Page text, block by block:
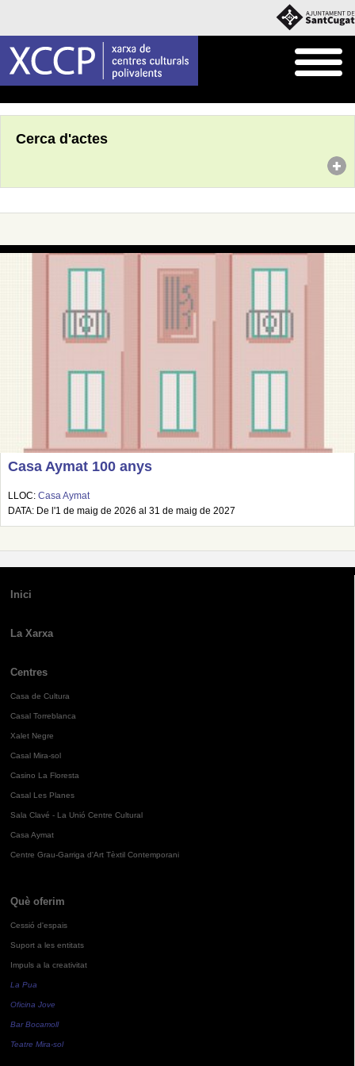
Cerca d'actes
Casa Aymat 100 anys
LLOC: Casa Aymat
DATA: De l'1 de maig de 2026 al 31 de maig de 2027
Inici
La Xarxa
Centres
Casa de Cultura
Casal Torreblanca
Xalet Negre
Casal Mira-sol
Casino La Floresta
Casal Les Planes
Sala Clavé - La Unió Centre Cultural
Casa Aymat
Centre Grau-Garriga d'Art Tèxtil Contemporani
Què oferim
Cessió d'espais
Suport a les entitats
Impuls a la creativitat
La Pua
Oficina Jove
Bar Bocamoll
Teatre Mira-sol